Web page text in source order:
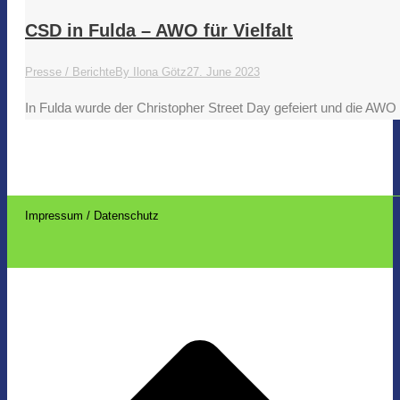
CSD in Fulda – AWO für Vielfalt
Presse / BerichteBy Ilona Götz27. June 2023
In Fulda wurde der Christopher Street Day gefeiert und die
Impressum / Datenschutz